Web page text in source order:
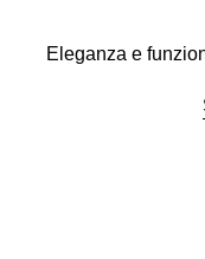
Eleganza e